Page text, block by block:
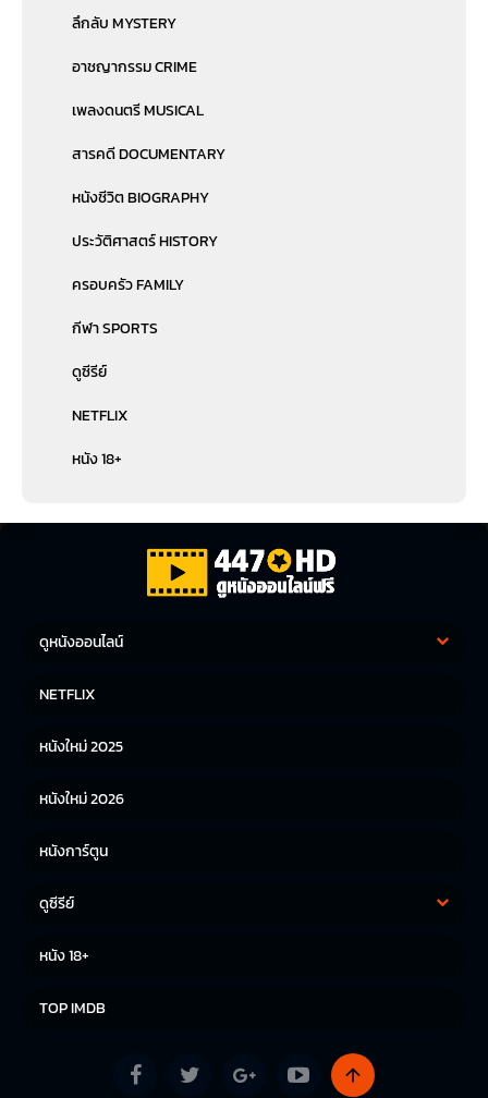
ลึกลับ MYSTERY
อาชญากรรม CRIME
เพลงดนตรี MUSICAL
สารคดี DOCUMENTARY
หนังชีวิต BIOGRAPHY
ประวัติศาสตร์ HISTORY
ครอบครัว FAMILY
กีฬา SPORTS
ดูซีรีย์
NETFLIX
หนัง 18+
ดูหนังออนไลน์
หนังญี่ปุ่น
NETFLIX
หนังใหม่ 2025
หนังใหม่ 2026
หนังการ์ตูน
ดูซีรีย์
หนัง 18+
TOP IMDB